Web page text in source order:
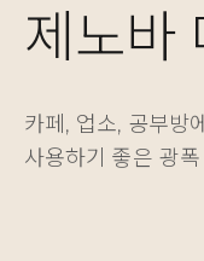
제노바
카페, 업소, 공부방
사용하기 좋은 광
제노바
보기에도 좋고 실
다양한 물건을 깔끔
NEW!
베이직한 2가지 컬
나에게 딱 맞는 높
제노바
카페, 업소, 공부방
사용하기 좋은 광